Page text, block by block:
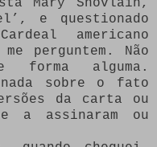
Mary Shovlain,
e questionado
americano
perguntem. Não
forma alguma.
sobre o fato
da carta ou
a assinaram ou